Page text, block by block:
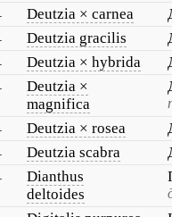
Deutzia × carnea
Deutzia gracilis
Deutzia × hybrida
Deutzia ×
magnifica
Deutzia × rosea
Deutzia scabra
Dianthus
deltoides